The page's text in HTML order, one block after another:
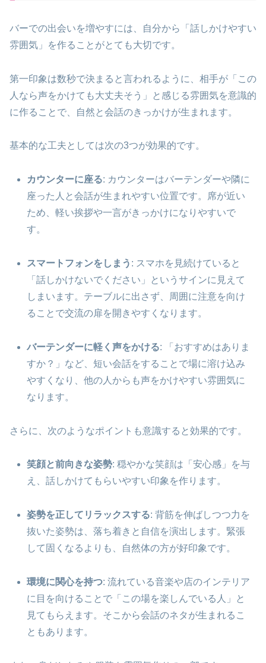
バーでの出会いを増やすには、自分から「話しかけやすい
雰囲気」を作ることがとても大切です。
第一印象は数秒で決まると言われるように、相手が「この
人なら声をかけても大丈夫そう」と感じる雰囲気を意識的
に作ることで、自然と会話のきっかけが生まれます。
基本的な工夫としては次の3つが効果的です。
カウンターに座る: カウンターはバーテンダーや隣に
座った人と会話が生まれやすい位置です。席が近い
ため、軽い挨拶や一言がきっかけになりやすいで
す。
スマートフォンをしまう : スマホを見続けていると
「話しかけないでください」というサインに見えて
しまいます。テーブルに出さず、周囲に注意を向け
ることで交流の扉を開きやすくなります。
バーテンダーに軽く声をかける: 「おすすめはありま
すか？」など、短い会話をすることで場に溶け込み
やすくなり、他の人からも声をかけやすい雰囲気に
なります。
さらに、次のようなポイントも意識すると効果的です。
笑顔と前向きな姿勢: 穏やかな笑顔は「安心感」を与
え、話しかけてもらいやすい印象を作ります。
姿勢を正してリラックスする: 背筋を伸ばしつつ力を
抜いた姿勢は、落ち着きと自信を演出します。緊張
して固くなるよりも、自然体の方が好印象です。
環境に関心を持つ: 流れている音楽や店のインテリア
に目を向けることで「この場を楽しんでいる人」と
見てもらえます。そこから会話のネタが生まれるこ
ともあります。